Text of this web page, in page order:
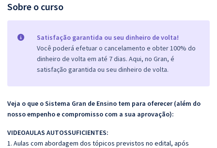
Sobre o curso
Satisfação garantida ou seu dinheiro de volta!
Você poderá efetuar o cancelamento e obter 100% do
dinheiro de volta em até 7 dias. Aqui, no Gran, é
satisfação garantida ou seu dinheiro de volta.
Veja o que o Sistema Gran de Ensino tem para oferecer (além do
nosso empenho e compromisso com a sua aprovação):
VIDEOAULAS AUTOSSUFICIENTES:
1. Aulas com abordagem dos tópicos previstos no edital, após